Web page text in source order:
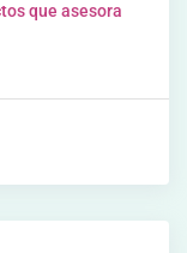
que asesora